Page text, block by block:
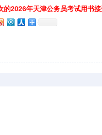
的2026年天津公务员考试用书